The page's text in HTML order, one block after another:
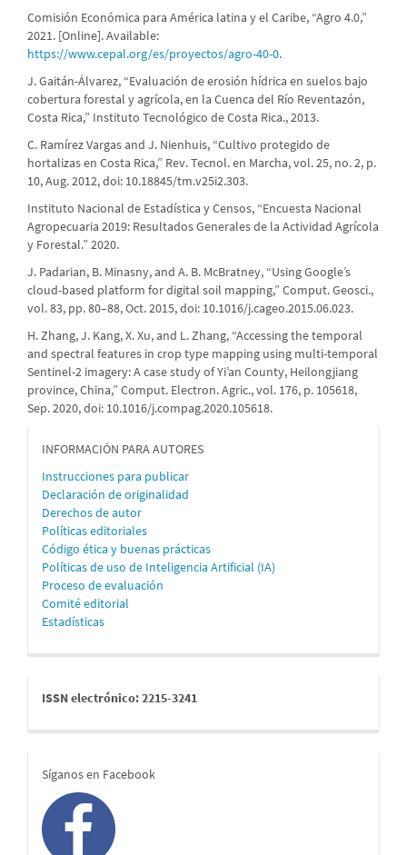
Comisión Económica para América latina y el Caribe, “Agro 4.0,”
2021. [Online]. Available:
https://www.cepal.org/es/proyectos/agro-40-0.
J. Gaitán-Álvarez, “Evaluación de erosión hídrica en suelos bajo
cobertura forestal y agrícola, en la Cuenca del Río Reventazón,
Costa Rica,” Instituto Tecnológico de Costa Rica., 2013.
C. Ramírez Vargas and J. Nienhuis, “Cultivo protegido de
hortalizas en Costa Rica,” Rev. Tecnol. en Marcha, vol. 25, no. 2, p.
10, Aug. 2012, doi: 10.18845/tm.v25i2.303.
Instituto Nacional de Estadística y Censos, “Encuesta Nacional
Agropecuaria 2019: Resultados Generales de la Actividad Agrícola
y Forestal.” 2020.
J. Padarian, B. Minasny, and A. B. McBratney, “Using Google’s
cloud-based platform for digital soil mapping,” Comput. Geosci.,
vol. 83, pp. 80–88, Oct. 2015, doi: 10.1016/j.cageo.2015.06.023.
H. Zhang, J. Kang, X. Xu, and L. Zhang, “Accessing the temporal
and spectral features in crop type mapping using multi-temporal
Sentinel-2 imagery: A case study of Yi’an County, Heilongjiang
province, China,” Comput. Electron. Agric., vol. 176, p. 105618,
Sep. 2020, doi: 10.1016/j.compag.2020.105618.
informacion
INFORMACIÓN PARA AUTORES
Instrucciones para publicar
Declaración de originalidad
Derechos de autor
Políticas editoriales
Código ética y buenas prácticas
Políticas de uso de Inteligencia Artificial (IA)
Proceso de evaluación
Comité editorial
Estadísticas
issn
ISSN electrónico: 2215-3241
redes
Síganos en Facebook